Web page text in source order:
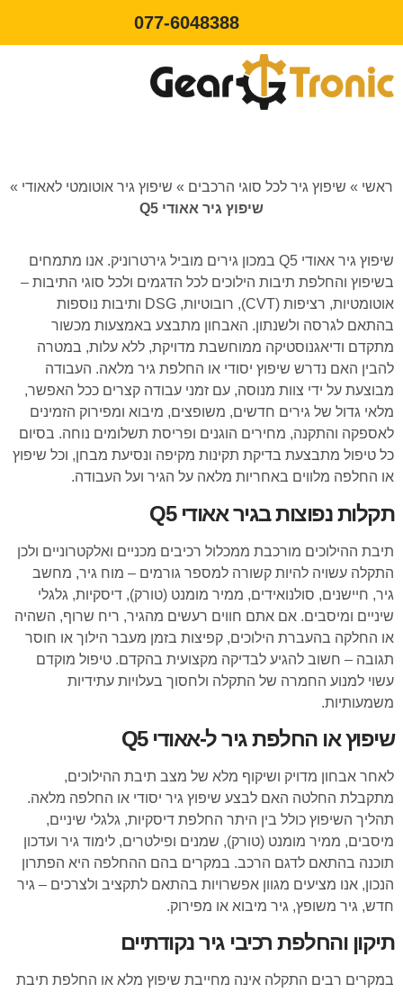
077-6048388
ראשי » שיפוץ גיר לכל סוגי הרכבים » שיפוץ גיר אוטומטי לאאודי »
שיפוץ גיר אאודי Q5
שיפוץ גיר אאודי Q5 במכון גירים מוביל גירטרוניק. אנו מתמחים
בשיפוץ והחלפת תיבות הילוכים לכל הדגמים ולכל סוגי התיבות –
אוטומטיות, רציפות (CVT), רובוטיות, DSG ותיבות נוספות
בהתאם לגרסה ולשנתון. האבחון מתבצע באמצעות מכשור
מתקדם ודיאגנוסטיקה ממוחשבת מדויקת, ללא עלות, במטרה
להבין האם נדרש שיפוץ יסודי או החלפת גיר מלאה. העבודה
מבוצעת על ידי צוות מנוסה, עם זמני עבודה קצרים ככל האפשר,
מלאי גדול של גירים חדשים, משופצים, מיבוא ומפירוק הזמינים
לאספקה והתקנה, מחירים הוגנים ופריסת תשלומים נוחה. בסיום
כל טיפול מתבצעת בדיקת תקינות מקיפה ונסיעת מבחן, וכל שיפוץ
או החלפה מלווים באחריות מלאה על הגיר ועל העבודה.
תקלות נפוצות בגיר אאודי Q5
תיבת ההילוכים מורכבת ממכלול רכיבים מכניים ואלקטרוניים ולכן
התקלה עשויה להיות קשורה למספר גורמים – מוח גיר, מחשב
גיר, חיישנים, סולנואידים, ממיר מומנט (טורק), דיסקיות, גלגלי
שיניים ומיסבים. אם אתם חווים רעשים מהגיר, ריח שרוף, השהיה
או החלקה בהעברת הילוכים, קפיצות בזמן מעבר הילוך או חוסר
תגובה – חשוב להגיע לבדיקה מקצועית בהקדם. טיפול מוקדם
עשוי למנוע החמרה של התקלה ולחסוך בעלויות עתידיות
משמעותיות.
שיפוץ או החלפת גיר ל-אאודי Q5
לאחר אבחון מדויק ושיקוף מלא של מצב תיבת ההילוכים,
מתקבלת החלטה האם לבצע שיפוץ גיר יסודי או החלפה מלאה.
תהליך השיפוץ כולל בין היתר החלפת דיסקיות, גלגלי שיניים,
מיסבים, ממיר מומנט (טורק), שמנים ופילטרים, לימוד גיר ועדכון
תוכנה בהתאם לדגם הרכב. במקרים בהם ההחלפה היא הפתרון
הנכון, אנו מציעים מגוון אפשרויות בהתאם לתקציב ולצרכים – גיר
חדש, גיר משופץ, גיר מיבוא או מפירוק.
תיקון והחלפת רכיבי גיר נקודתיים
במקרים רבים התקלה אינה מחייבת שיפוץ מלא או החלפת תיבת